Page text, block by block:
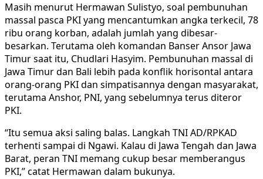
Masih menurut Hermawan Sulistyo, soal pembunuhan
massal pasca PKI yang mencantumkan angka terkecil, 78
ribu orang korban, adalah jumlah yang dibesar-
besarkan. Terutama oleh komandan Banser Ansor Jawa
Timur saat itu, Chudlari Hasyim. Pembunuhan massal di
Jawa Timur dan Bali lebih pada konflik horisontal antara
orang-orang PKI dan simpatisannya dengan masyarakat,
terutama Anshor, PNI, yang sebelumnya terus diteror
PKI.
“Itu semua aksi saling balas. Langkah TNI AD/RPKAD
terhenti sampai di Ngawi. Kalau di Jawa Tengah dan Jawa
Barat, peran TNI memang cukup besar memberangus
PKI,” catat Hermawan dalam bukunya.